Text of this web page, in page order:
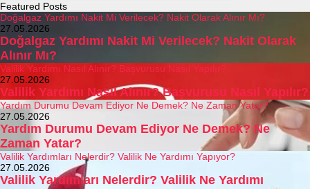
Featured Posts
Doğalgaz Yardımı Nakit Mi Verilecek? Nakit Olarak Alınır Mı?
27.05.2026
Doğalgaz Yardımı Nakit Mi Verilecek? Nakit Olarak
Alınır Mı?
Valilik Yardımı Nasıl Alınır? Başvurusu Nasıl Yapılır?
27.05.2026
Valilik Yardımı Nasıl Alınır? Başvurusu Nasıl Yapılır?
Yardım Durumu Devam Ediyor Ne Demek? Ne Zaman Yatar?
27.05.2026
Yardım Durumu Devam Ediyor Ne Demek? Ne
Zaman Yatar?
Valilik Yardımları Nelerdir? Valilik Ne Yardımı Yapıyor?
27.05.2026
Valilik Yardımları Nelerdir? Valilik Ne Yardımı